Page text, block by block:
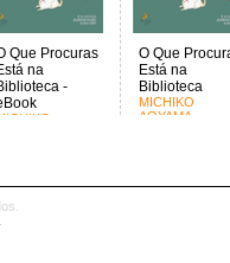
Que Procuras
na
-
O Que
Está na
Biblioteca
MICHIKO
AOYAMA